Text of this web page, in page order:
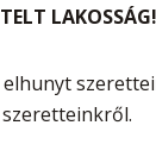
LAKOSSÁG!